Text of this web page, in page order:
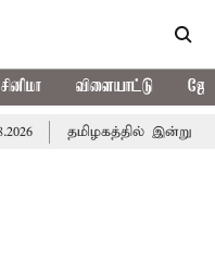
சினிமா விளையாட்டு
தமிழகத்தில் இன்று